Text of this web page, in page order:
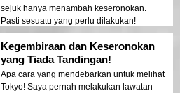
sejuk hanya menambah keseronokan.
Pasti sesuatu yang perlu dilakukan!
Kegembiraan dan Keseronokan
yang Tiada Tandingan!
Apa cara yang mendebarkan untuk melihat
Tokyo! Saya pernah melakukan lawatan